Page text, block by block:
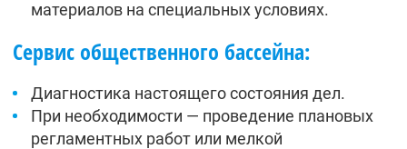
материалов на специальных условиях.
Сервис общественного бассейна:
Диагностика настоящего состояния дел.
При необходимости — проведение плановых
регламентных работ или мелкой